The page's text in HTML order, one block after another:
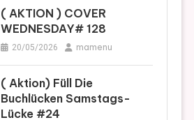
( AKTION ) COVER
WEDNESDAY# 128
20/05/2026 mamenu
( Aktion) Füll Die
Buchlücken Samstags-
Lücke #24